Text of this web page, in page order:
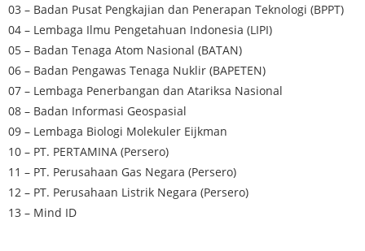
03 – Badan Pusat Pengkajian dan Penerapan Teknologi (BPPT)
04 – Lembaga Ilmu Pengetahuan Indonesia (LIPI)
05 – Badan Tenaga Atom Nasional (BATAN)
06 – Badan Pengawas Tenaga Nuklir (BAPETEN)
07 – Lembaga Penerbangan dan Atariksa Nasional
08 – Badan Informasi Geospasial
09 – Lembaga Biologi Molekuler Eijkman
10 – PT. PERTAMINA (Persero)
11 – PT. Perusahaan Gas Negara (Persero)
12 – PT. Perusahaan Listrik Negara (Persero)
13 – Mind ID